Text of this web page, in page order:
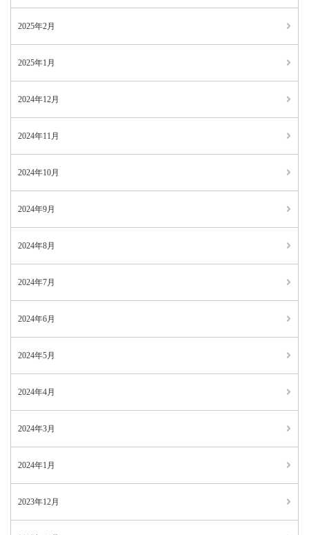
2025年2月
2025年1月
2024年12月
2024年11月
2024年10月
2024年9月
2024年8月
2024年7月
2024年6月
2024年5月
2024年4月
2024年3月
2024年1月
2023年12月